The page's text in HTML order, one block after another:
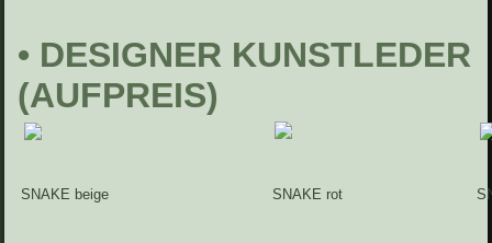
• DESIGNER KUNSTLEDER
(AUFPREIS)
SNAKE beige SNAKE rot